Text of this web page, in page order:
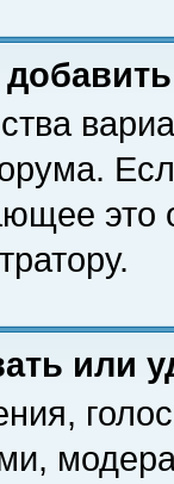
это
или